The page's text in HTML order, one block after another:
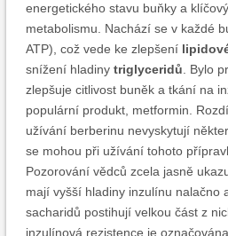
energetického stavu buňky a
metabolismu. Nachází se v každé
ATP), což vede ke zlepšení
snížení hladiny triglyceridů . Bylo
zlepšuje citlivost buněk a tkání na
populární produkt, metformin.
užívání berberinu nevyskytují
se mohou při užívání tohoto
Pozorování vědců zcela jasně
mají vyšší hladiny inzulínu nalačno
sacharidů postihují velkou část z
inzulínová rezistence je